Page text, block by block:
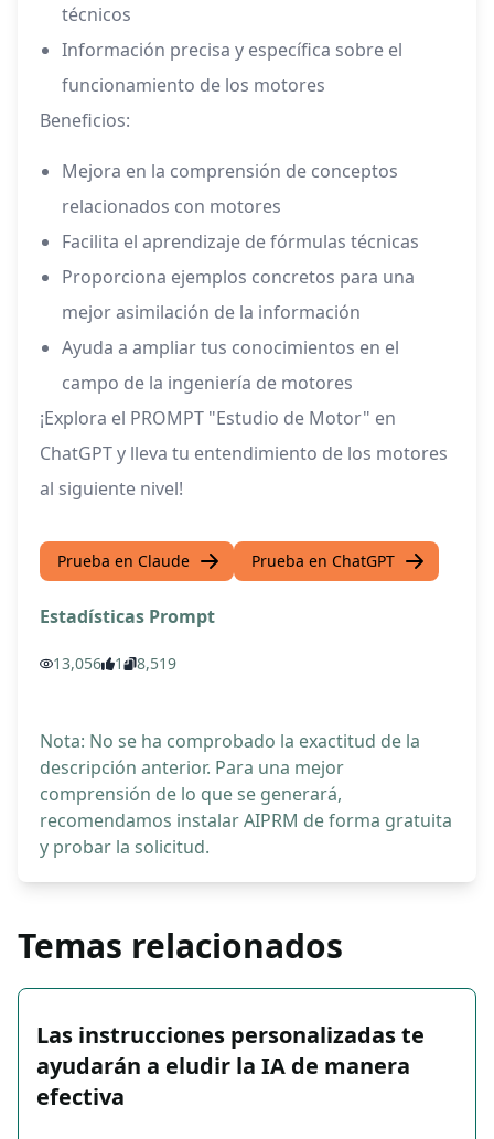
técnicos
Información precisa y específica sobre el
funcionamiento de los motores
Beneficios:
Mejora en la comprensión de conceptos
relacionados con motores
Facilita el aprendizaje de fórmulas técnicas
Proporciona ejemplos concretos para una
mejor asimilación de la información
Ayuda a ampliar tus conocimientos en el
campo de la ingeniería de motores
¡Explora el PROMPT "Estudio de Motor" en
ChatGPT y lleva tu entendimiento de los motores
al siguiente nivel!
Prueba en Claude Prueba en ChatGPT
Estadísticas Prompt
13,056 1 8,519
Nota: No se ha comprobado la exactitud de la
descripción anterior. Para una mejor
comprensión de lo que se generará,
recomendamos instalar AIPRM de forma gratuita
y probar la solicitud.
Temas relacionados
Las instrucciones personalizadas te
ayudarán a eludir la IA de manera
efectiva